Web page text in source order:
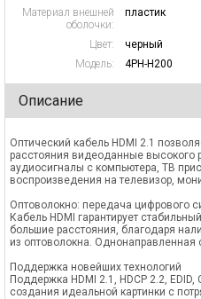
Материал внешней
оболочки:
пластик
Цвет:
черный
Модель:
4PH-H200
Описание
Оптический кабель HDMI 2.1
расстояния видеоданные высокого
аудиосигналы с компьютера, ТВ
воспроизведения на телевизор,
Оптоволокно: передача цифрового
Кабель HDMI гарантирует
большие расстояния, благодаря
из оптоволокна. Однонаправленная
Поддержка новейших технологий
Поддержка HDMI 2.1, HDCP 2.2, EDID,
создания идеальной картинки с